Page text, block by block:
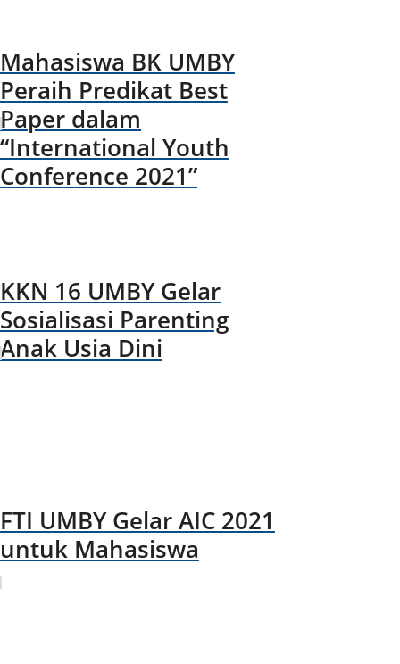
Mahasiswa BK UMBY
Peraih Predikat Best
Paper dalam
“International Youth
Conference 2021”
KKN 16 UMBY Gelar
Sosialisasi Parenting
Anak Usia Dini
FTI UMBY Gelar AIC 2021
untuk Mahasiswa